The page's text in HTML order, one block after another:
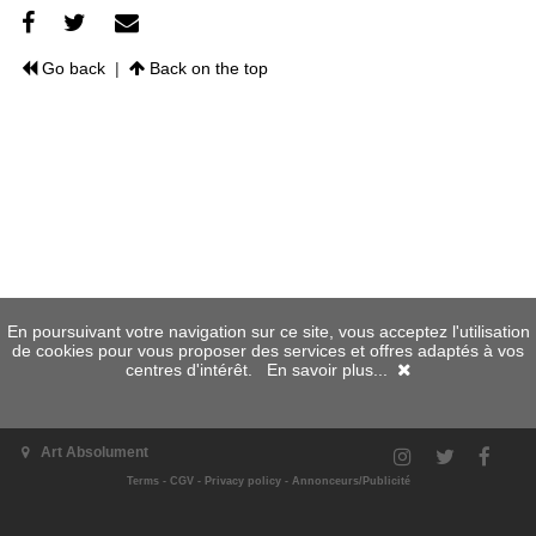
Go back| Back on the top
Art Absolument
Terms- CGV- Privacy policy- Annonceurs/Publicité
En poursuivant votre navigation sur ce site, vous acceptez l'utilisation
de cookies pour vous proposer des services et offres adaptés à vos
centres d'intérêt. En savoir plus...